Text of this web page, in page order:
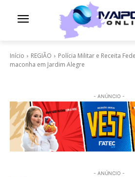
Início REGIÃO
Polícia Militar e Receita
maconha em Jardim Alegre
- ANÚNCIO -
- ANÚNCIO -